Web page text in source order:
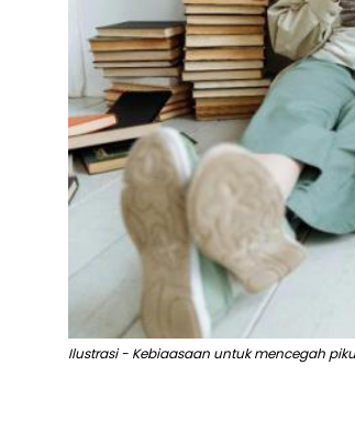
Ilustrasi - Kebiaasaan untuk mencegah